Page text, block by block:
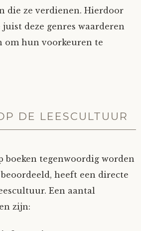
die ze verdienen. Hierdoor
deze genres waarderen
om hun voorkeuren te
DE LEESCULTUUR
boeken tegenwoordig worden
heeft een directe
Een aantal
zijn: